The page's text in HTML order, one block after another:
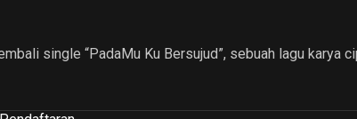
single “PadaMu Ku Bersujud”, sebuah lagu